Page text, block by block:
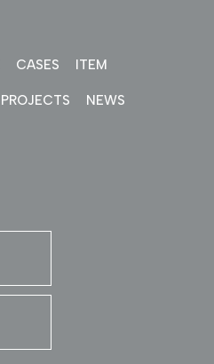
CASES ITEM
PROJECTS NEWS